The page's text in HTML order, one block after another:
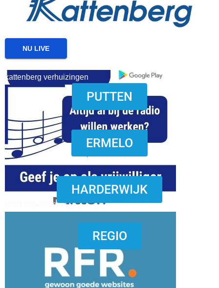
download onzze App
kattenberg verhuizingen
word vrijwilliger (1)
NU LIVE
PUTTEN
ERMELO
HARDERWIJK
REGIO